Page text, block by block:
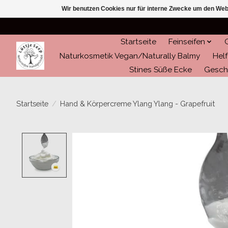
Startseite Feinseifen
Naturkosmetik Vegan/Naturally Balmy
Stines Süße Ecke
Startseite / Hand & Körpercreme Ylang Ylang - Grapefruit
Wir benutzen Cookies nur für interne Zwecke um den